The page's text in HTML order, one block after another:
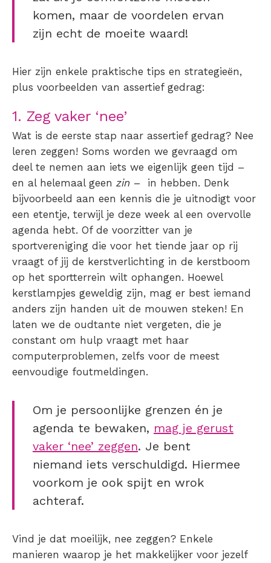
komen, maar de voordelen ervan
zijn echt de moeite waard!
Hier zijn enkele praktische tips en strategieën,
plus voorbeelden van assertief gedrag:
1. Zeg vaker ‘nee’
Wat is de eerste stap naar assertief gedrag? Nee
leren zeggen! Soms worden we gevraagd om
deel te nemen aan iets we eigenlijk geen tijd –
en al helemaal geen zin – in hebben. Denk
bijvoorbeeld aan een kennis die je uitnodigt voor
een etentje, terwijl je deze week al een overvolle
agenda hebt. Of de voorzitter van je
sportvereniging die voor het tiende jaar op rij
vraagt of jij de kerstverlichting in de kerstboom
op het sportterrein wilt ophangen. Hoewel
kerstlampjes geweldig zijn, mag er best iemand
anders zijn handen uit de mouwen steken! En
laten we de oudtante niet vergeten, die je
constant om hulp vraagt met haar
computerproblemen, zelfs voor de meest
eenvoudige foutmeldingen.
Om je persoonlijke grenzen én je
agenda te bewaken, mag je gerust
vaker ‘nee’ zeggen. Je bent
niemand iets verschuldigd. Hiermee
voorkom je ook spijt en wrok
achteraf.
Vind je dat moeilijk, nee zeggen? Enkele
manieren waarop je het makkelijker voor jezelf